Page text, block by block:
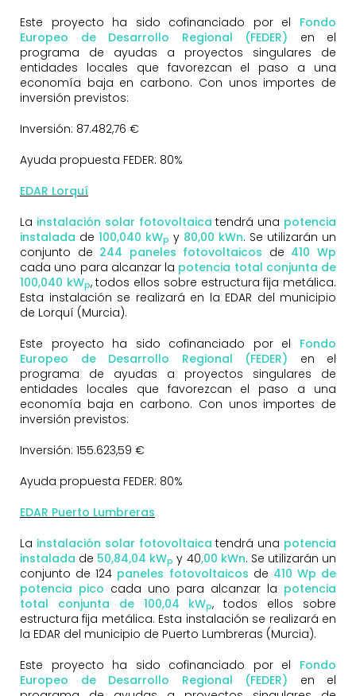
Este proyecto ha sido cofinanciado por el Fondo
Europeo de Desarrollo Regional (FEDER) en el
programa de ayudas a proyectos singulares de
entidades locales que favorezcan el paso a una
economía baja en carbono. Con unos importes de
inversión previstos:
Inversión: 87.482,76 €
Ayuda propuesta FEDER: 80%
EDAR Lorquí
La instalación solar fotovoltaica tendrá una potencia
instalada de 100,040 kWp y 80,00 kWn. Se utilizarán un
conjunto de 244 paneles fotovoltaicos de 410 Wp
cada uno para alcanzar la potencia total conjunta de
100,040 kWp, todos ellos sobre estructura fija metálica.
Esta instalación se realizará en la EDAR del municipio
de Lorquí (Murcia).
Este proyecto ha sido cofinanciado por el Fondo
Europeo de Desarrollo Regional (FEDER) en el
programa de ayudas a proyectos singulares de
entidades locales que favorezcan el paso a una
economía baja en carbono. Con unos importes de
inversión previstos:
Inversión: 155.623,59 €
Ayuda propuesta FEDER: 80%
EDAR Puerto Lumbreras
La instalación solar fotovoltaica tendrá una potencia
instalada de 50,84,04 kWp y 40,00 kWn. Se utilizarán un
conjunto de 124 paneles fotovoltaicos de 410 Wp de
potencia pico cada uno para alcanzar la potencia
total conjunta de 100,04 kWp, todos ellos sobre
estructura fija metálica. Esta instalación se realizará en
la EDAR del municipio de Puerto Lumbreras (Murcia).
Este proyecto ha sido cofinanciado por el Fondo
Europeo de Desarrollo Regional (FEDER) en el